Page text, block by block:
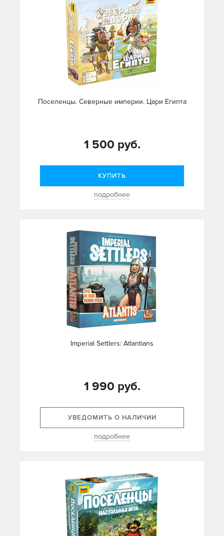
Поселенцы. Северные империи. Цари Египта
1 500 руб.
КУПИТЬ
подробнее
Imperial Settlers: Atlantians
1 990 руб.
УВЕДОМИТЬ О НАЛИЧИИ
подробнее